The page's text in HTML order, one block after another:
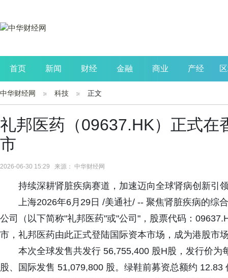
首页 新闻 财经 金融 商业 产经
公司 生活 读书
中华财经网 科技 正文
礼邦医药（09637.HK）正式在
市
2026-06-30 15:29 来源： 中华财经网
持续深耕肾脏疾病赛道，加速迈向全球肾病创新引
上海2026年6月29日 /美通社/ -- 聚焦肾脏疾病的综
公司（以下简称"礼邦医药"或"公司"，股票代码：
市，礼邦医药由此正式登陆国际资本市场，成为港股市
本次全球发售共发行 56,755,400 股H股，发行价
股、国际发售 51,079,800 股。绿鞋前募资总额约